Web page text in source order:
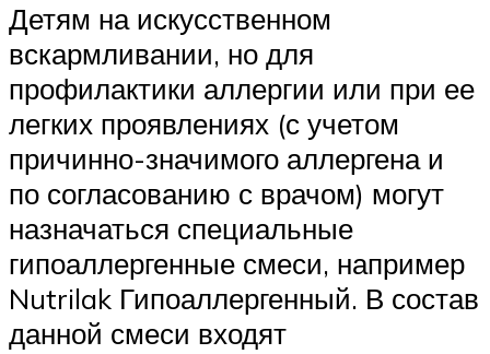
Детям на искусственном
вскармливании, но для
профилактики аллергии или при ее
легких проявлениях (с учетом
причинно-значимого аллергена и
по согласованию с врачом) могут
назначаться специальные
гипоаллергенные смеси, например
Nutrilak Гипоаллергенный. В состав
данной смеси входят